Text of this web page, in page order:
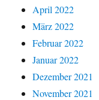
April 2022
März 2022
Februar 2022
Januar 2022
Dezember 2021
November 2021